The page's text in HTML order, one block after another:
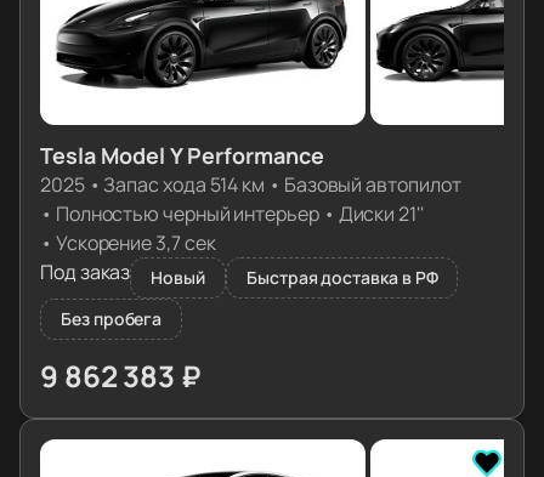
Tesla Model Y Performance
2025• Запас хода 514 км • Базовый автопилот
• Полностью черный интерьер• Диски 21''
• Ускорение 3,7 сек
Под заказ
Новый
Быстрая доставка в РФ
Без пробега
9 862 383 ₽
≈ 98 107€